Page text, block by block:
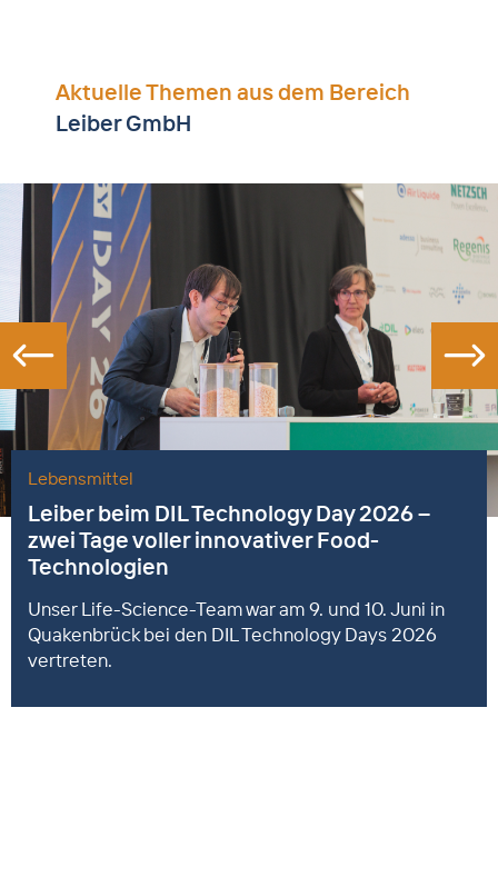
Aktuelle Themen aus dem Bereich
Leiber GmbH
Leiber beim DIL Technology Day 2026 –
zwei Tage voller innovativer Food-
Technologien
Unser Life-Science-Team war am 9. und 10. Juni in
Quakenbrück bei den DIL Technology Days 2026
vertreten.
Lebensmittel